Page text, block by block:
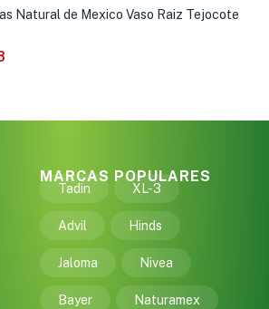
Natural de Mexico Vaso Raiz Tejocote
MARCAS POPULARES
Tadin XL-3
Advil Hinds
Jaloma Nivea
Bayer Naturamex